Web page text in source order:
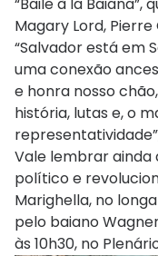
“Baile à la
Magary Lord, Pierre
“Salvador está em
uma conexão
e honra nosso
história, lutas e, o
Vale lembrar ainda
político e
Marighella, no longa
pelo baiano
às 10h30, no